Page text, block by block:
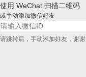
使用 WeChat 扫描二维码
或手动添加微信好友
请跳转后，手动添加好友，谢谢